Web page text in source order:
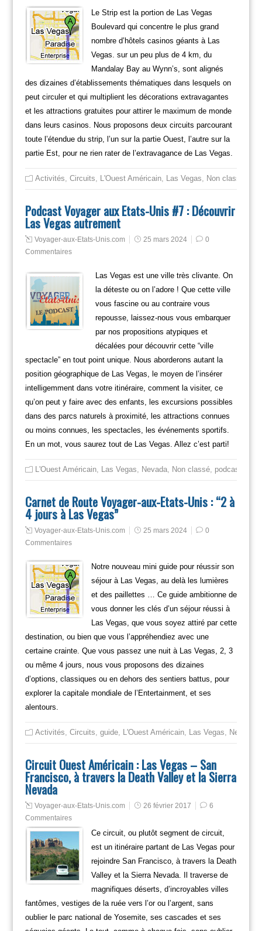
Le Strip est la portion de Las Vegas
Boulevard qui concentre le plus grand
nombre d’hôtels casinos géants à Las
Vegas. sur un peu plus de 4 km, du
Mandalay Bay au Wynn’s, sont alignés
des dizaines d’établissements thématiques dans lesquels on
peut circuler et qui multiplient les décorations extravagantes
et les attractions gratuites pour attirer le maximum de monde
dans leurs casinos. Nous proposons deux circuits parcourant
toute l’étendue du strip, l’un sur la partie Ouest, l’autre sur la
partie Est, pour ne rien rater de l’extravagance de Las Vegas.
Activités Circuits L'Ouest Américain, Las Vegas Non classé
Podcast Voyager aux Etats-Unis #7 : Découvrir
Las Vegas autrement
Voyager-aux-Etats-Unis.com 25 mars 2024
0
Commentaires
Las Vegas est une ville très clivante. On
la déteste ou on l’adore ! Que cette ville
vous fascine ou au contraire vous
repousse, laissez-nous vous embarquer
par nos propositions atypiques et
décalées pour découvrir cette “ville
spectacle” en tout point unique. Nous aborderons autant la
position géographique de Las Vegas, le moyen de l’insérer
intelligemment dans votre itinéraire, comment la visiter, ce
qu’on peut y faire avec des enfants, les excursions possibles
dans des parcs naturels à proximité, les attractions connues
ou moins connues, les spectacles, les événements sportifs.
En un mot, vous saurez tout de Las Vegas. Allez c’est parti!
L'Ouest Américain, Las Vegas Nevada, Non classé, podcast
Carnet de Route Voyager-aux-Etats-Unis : “2 à
4 jours à Las Vegas”
Voyager-aux-Etats-Unis.com 25 mars 2024
0
Commentaires
Notre nouveau mini guide pour réussir son
séjour à Las Vegas, au delà les lumières
et des paillettes … Ce guide ambitionne de
vous donner les clés d’un séjour réussi à
Las Vegas, que vous soyez attiré par cette
destination, ou bien que vous l’appréhendiez avec une
certaine crainte. Que vous passez une nuit à Las Vegas, 2, 3
ou même 4 jours, nous vous proposons des dizaines
d’options, classiques ou en dehors des sentiers battus, pour
explorer la capitale mondiale de l’Entertainment, et ses
alentours.
Activités Circuits guide, L'Ouest Américain, Las Vegas Nevada
Circuit Ouest Américain : Las Vegas – San
Francisco, à travers la Death Valley et la Sierra
Nevada
Voyager-aux-Etats-Unis.com 26 février 2017
6
Commentaires
Ce circuit, ou plutôt segment de circuit,
est un itinéraire partant de Las Vegas pour
rejoindre San Francisco, à travers la Death
Valley et la Sierra Nevada. Il traverse de
magnifiques déserts, d’incroyables villes
fantômes, vestiges de la ruée vers l’or ou l’argent, sans
oublier le parc national de Yosemite, ses cascades et ses